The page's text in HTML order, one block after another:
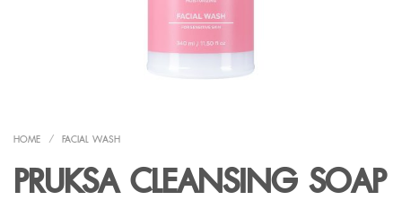
HOME / FACIAL WASH
PRUKSA CLEANSING SOAP